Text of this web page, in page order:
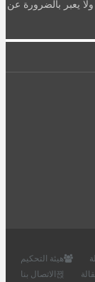
يعبر بالضرورة عن
هيئة التحكيم
الاتصال بنا